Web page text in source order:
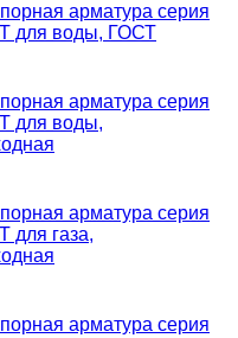
арматура серия
для воды, ГОСТ
арматура серия
для воды,
арматура серия
для газа,
арматура серия